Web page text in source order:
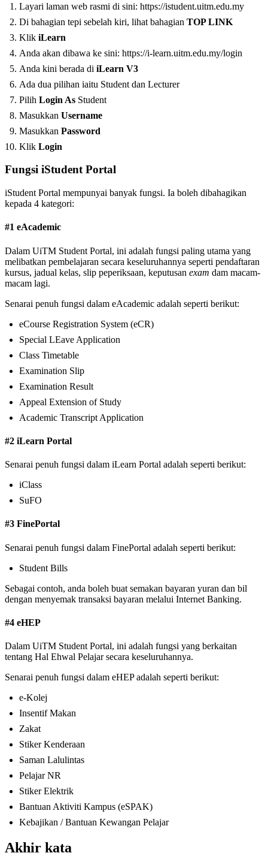
Layari laman web rasmi di sini: https://istudent.uitm.edu.my
Di bahagian tepi sebelah kiri, lihat bahagian TOP LINK
Klik iLearn
Anda akan dibawa ke sini: https://i-learn.uitm.edu.my/login
Anda kini berada di iLearn V3
Ada dua pilihan iaitu Student dan Lecturer
Pilih Login As Student
Masukkan Username
Masukkan Password
Klik Login
Fungsi iStudent Portal
iStudent Portal mempunyai banyak fungsi. Ia boleh dibahagikan
kepada 4 kategori:
#1 eAcademic
Dalam UiTM Student Portal, ini adalah fungsi paling utama yang
melibatkan pembelajaran secara keseluruhannya seperti pendaftaran
kursus, jadual kelas, slip peperiksaan, keputusan exam dam macam-
macam lagi.
Senarai penuh fungsi dalam eAcademic adalah seperti berikut:
eCourse Registration System (eCR)
Special LEave Application
Class Timetable
Examination Slip
Examination Result
Appeal Extension of Study
Academic Transcript Application
#2 iLearn Portal
Senarai penuh fungsi dalam iLearn Portal adalah seperti berikut:
iClass
SuFO
#3 FinePortal
Senarai penuh fungsi dalam FinePortal adalah seperti berikut:
Student Bills
Sebagai contoh, anda boleh buat semakan bayaran yuran dan bil
dengan menyemak transaksi bayaran melalui Internet Banking.
#4 eHEP
Dalam UiTM Student Portal, ini adalah fungsi yang berkaitan
tentang Hal Ehwal Pelajar secara keseluruhannya.
Senarai penuh fungsi dalam eHEP adalah seperti berikut:
e-Kolej
Insentif Makan
Zakat
Stiker Kenderaan
Saman Lalulintas
Pelajar NR
Stiker Elektrik
Bantuan Aktiviti Kampus (eSPAK)
Kebajikan / Bantuan Kewangan Pelajar
Akhir kata